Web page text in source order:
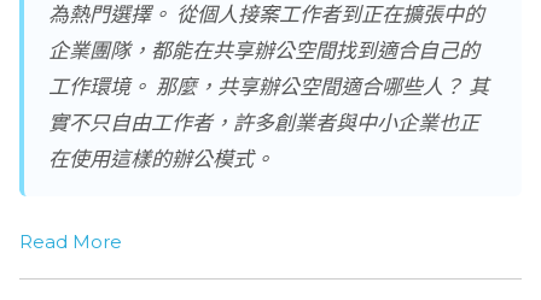
為熱門選擇。 從個人接案工作者到正在擴張中的
企業團隊，都能在共享辦公空間找到適合自己的
工作環境。 那麼，共享辦公空間適合哪些人？ 其
實不只自由工作者，許多創業者與中小企業也正
在使用這樣的辦公模式。
Read More